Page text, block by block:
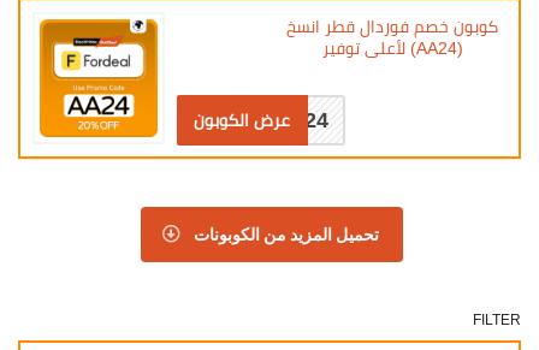
كوبون خصم فوردال قطر انسخ
(AA24) لأعلى توفير
AA24عرض الكوبون
تحميل المزيد من الكوبونات
FILTER